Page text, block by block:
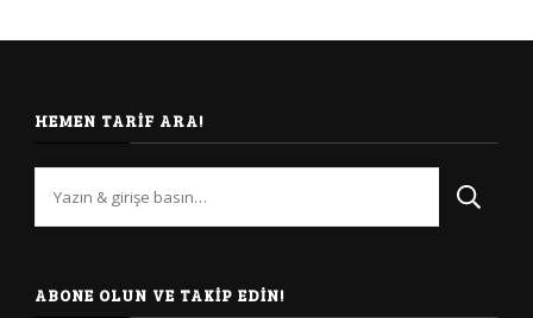
HEMEN TARIF ARA!
arıyorsunuz?
ABONE OLUN VE TAKIP EDIN!